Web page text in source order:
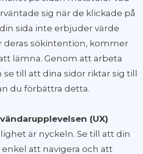
sig när de klickade på
sida inte erbjuder värde
deras sökintention, kommer
lämna. Genom att arbeta
se till att dina sidor riktar sig till
du förbättra detta.
(UX)
är nyckeln. Se till att din
att navigera och att